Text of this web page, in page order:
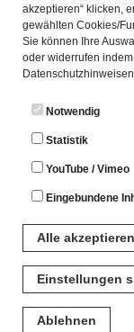
akzeptieren“ klicken,
gewählten Cookies/
Sie können Ihre
oder widerrufen
Notwendig
Statistik
YouTube / Vimeo
Eingebundene
Alle akzeptieren
Einstellungen
Ablehnen